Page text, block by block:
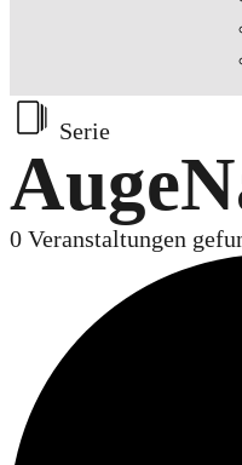
Serie
0 Veranstaltungen